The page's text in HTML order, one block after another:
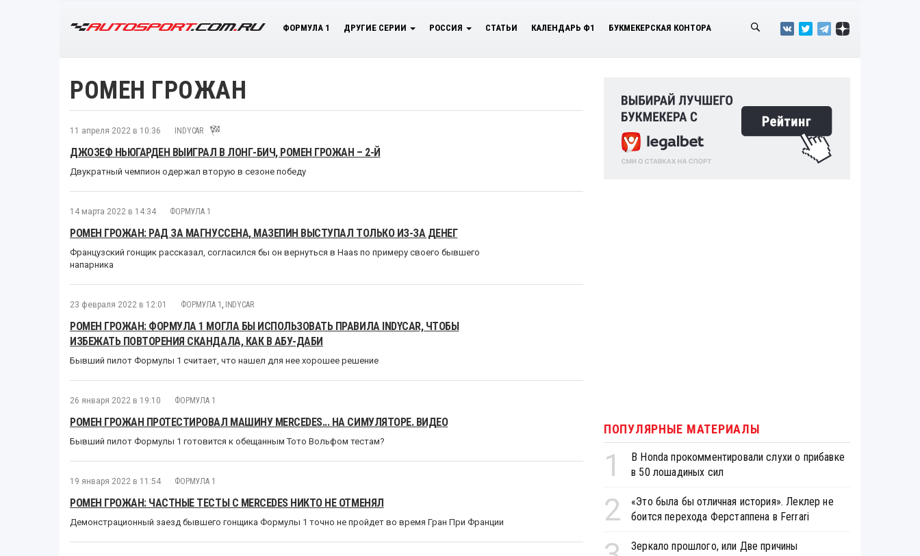
ФОРМУЛА 1 ДРУГИЕ СЕРИИ РОССИЯ СТАТЬИ КАЛЕНДАРЬ Ф1 БУКМЕКЕРСКАЯ КОНТОРА
РОМЕН ГРОЖАН
11 апреля 2022 в 10:36 INDYCAR
ДЖОЗЕФ НЬЮГАРДЕН ВЫИГРАЛ В ЛОНГ-БИЧ, РОМЕН ГРОЖАН – 2-Й
Двукратный чемпион одержал вторую в сезоне победу
14 марта 2022 в 14:34 ФОРМУЛА 1
РОМЕН ГРОЖАН: РАД ЗА МАГНУССЕНА, МАЗЕПИН ВЫСТУПАЛ ТОЛЬКО ИЗ-ЗА ДЕНЕГ
Французский гонщик рассказал, согласился бы он вернуться в Haas по примеру своего бывшего
напарника
23 февраля 2022 в 12:01 ФОРМУЛА 1 INDYCAR
РОМЕН ГРОЖАН: ФОРМУЛА 1 МОГЛА БЫ ИСПОЛЬЗОВАТЬ ПРАВИЛА INDYCAR, ЧТОБЫ
ИЗБЕЖАТЬ ПОВТОРЕНИЯ СКАНДАЛА, КАК В АБУ-ДАБИ
Бывший пилот Формулы 1 считает, что нашел для нее хорошее решение
26 января 2022 в 19:10 ФОРМУЛА 1
РОМЕН ГРОЖАН ПРОТЕСТИРОВАЛ МАШИНУ MERCEDES... НА СИМУЛЯТОРЕ. ВИДЕО
Бывший пилот Формулы 1 готовится к обещанным Тото Вольфом тестам?
19 января 2022 в 11:54 ФОРМУЛА 1
РОМЕН ГРОЖАН: ЧАСТНЫЕ ТЕСТЫ С MERCEDES НИКТО НЕ ОТМЕНЯЛ
Демонстрационный заезд бывшего гонщика Формулы 1 точно не пройдет во время Гран При Франции
ПОПУЛЯРНЫЕ МАТЕРИАЛЫ
1
В Honda прокомментировали слухи о прибавке
в 50 лошадиных сил
2
«Это была бы отличная история». Леклер не
боится перехода Ферстаппена в Ferrari
Зеркало прошлого, или Две причины